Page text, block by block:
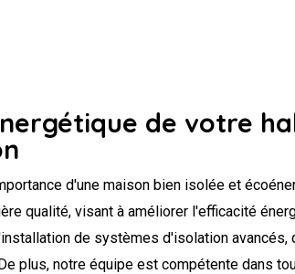
de votre
d'une maison bien isolée et
qualité, visant à améliorer l'efficacité
de systèmes d'isolation avancés,
plus, notre équipe est compétente dans